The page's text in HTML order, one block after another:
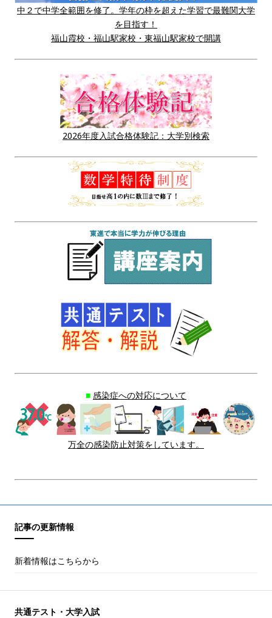
中２で中学全範囲を修了。学年の枠を超えた学習で最難関大学
を目指す！
福山霞校・福山駅家校・東福山駅家校で開講
2026年度入試合格体験記：大学別検索
■ 感染症への対応について
万全の感染防止対策をしています。
記事の更新情報
新着情報はこちらから
共通テスト・大学入試